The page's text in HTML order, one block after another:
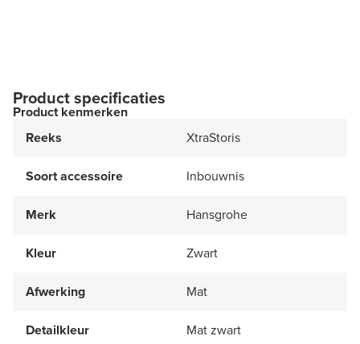
Product specificaties
Product kenmerken
Reeks
XtraStoris
Soort accessoire Inbouwnis
Merk Hansgrohe
Kleur Zwart
Afwerking Mat
Detailkleur Mat zwart